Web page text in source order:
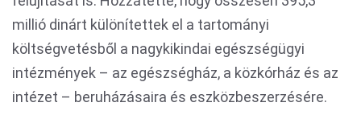
millió dinárt különítettek el a tartományi
költségvetésből a nagykikindai egészségügyi
intézmények – az egészségház, a közkórház és az
intézet – beruházásaira és eszközbeszerzésére.